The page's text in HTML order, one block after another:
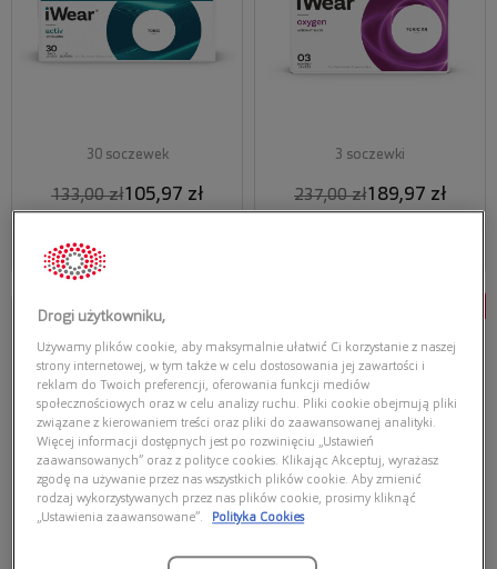
30 soczewek
133,00 zł105,97 zł
Najniższa cena z 30 dni przed
obecną promocją: 105,97 zł
3 soczewki
237,00 zł189,97 zł
IWEAR BALANCE ASTIGMATISM
IWEAR
IWEAR FLEX ASTIGMATISM
IWEAR
Drogi użytkowniku,
Używamy plików cookie, aby maksymalnie ułatwić Ci korzystanie z naszej
strony internetowej, w tym także w celu dostosowania jej zawartości i
reklam do Twoich preferencji, oferowania funkcji mediów
społecznościowych oraz w celu analizy ruchu. Pliki cookie obejmują pliki
związane z kierowaniem treści oraz pliki do zaawansowanej analityki.
Więcej informacji dostępnych jest po rozwinięciu „Ustawień
zaawansowanych” oraz z polityce cookies. Klikając Akceptuj, wyrażasz
zgodę na używanie przez nas wszystkich plików cookie. Aby zmienić
rodzaj wykorzystywanych przez nas plików cookie, prosimy kliknąć
„Ustawienia zaawansowane”.
Polityka Cookies